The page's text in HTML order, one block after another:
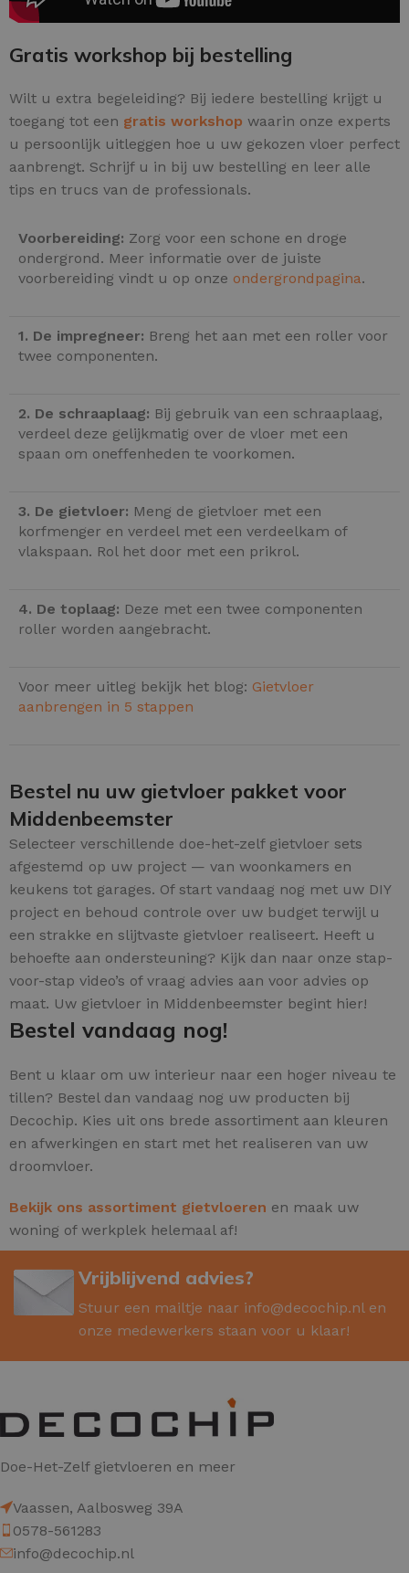
Gratis workshop bij bestelling
Wilt u extra begeleiding? Bij iedere bestelling krijgt u
toegang tot een gratis workshop waarin onze experts
u persoonlijk uitleggen hoe u uw gekozen vloer perfect
aanbrengt. Schrijf u in bij uw bestelling en leer alle
tips en trucs van de professionals.
Voorbereiding: Zorg voor een schone en droge
ondergrond. Meer informatie over de juiste
voorbereiding vindt u op onze ondergrondpagina.
1. De impregneer: Breng het aan met een roller voor
twee componenten.
2. De schraaplaag: Bij gebruik van een schraaplaag,
verdeel deze gelijkmatig over de vloer met een
spaan om oneffenheden te voorkomen.
3. De gietvloer: Meng de gietvloer met een
korfmenger en verdeel met een verdeelkam of
vlakspaan. Rol het door met een prikrol.
4. De toplaag: Deze met een twee componenten
roller worden aangebracht.
Voor meer uitleg bekijk het blog: Gietvloer
aanbrengen in 5 stappen
Bestel nu uw gietvloer pakket voor
Middenbeemster
Selecteer verschillende doe-het-zelf gietvloer sets
afgestemd op uw project — van woonkamers en
keukens tot garages. Of start vandaag nog met uw DIY
project en behoud controle over uw budget terwijl u
een strakke en slijtvaste gietvloer realiseert. Heeft u
behoefte aan ondersteuning? Kijk dan naar onze stap-
voor-stap video’s of vraag advies aan voor advies op
maat. Uw gietvloer in Middenbeemster begint hier!
Bestel vandaag nog!
Bent u klaar om uw interieur naar een hoger niveau te
tillen? Bestel dan vandaag nog uw producten bij
Decochip. Kies uit ons brede assortiment aan kleuren
en afwerkingen en start met het realiseren van uw
droomvloer.
Bekijk ons assortiment gietvloeren en maak uw
woning of werkplek helemaal af!
Vrijblijvend advies?
Stuur een mailtje naar info@decochip.nlen
onze medewerkers staan voor u klaar!
Doe-Het-Zelf gietvloeren en meer
Vaassen, Aalbosweg 39A
0578-561283
info@decochip.nl